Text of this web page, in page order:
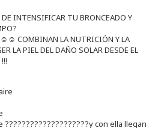
INTENSIFICAR TU BRONCEADO Y
COMBINAN LA NUTRICIÓN Y LA
LA PIEL DEL DAÑO SOLAR DESDE EL
con ella llegan